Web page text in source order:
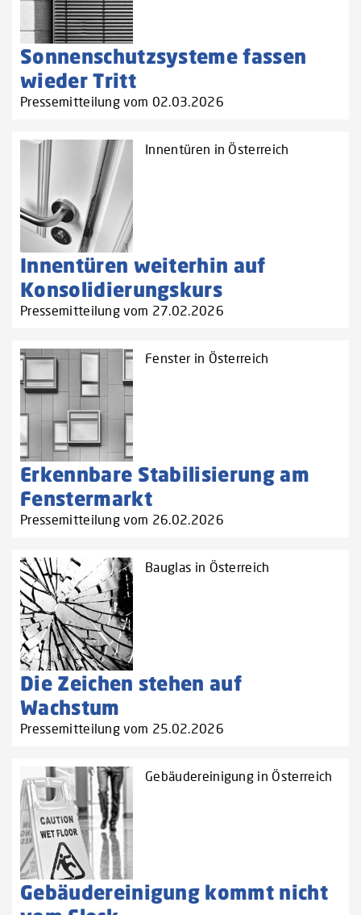
Sonnenschutzsysteme fassen
wieder Tritt
Pressemitteilung vom 02.03.2026
Innentüren in Österreich
Innentüren weiterhin auf
Konsolidierungskurs
Pressemitteilung vom 27.02.2026
Fenster in Österreich
Erkennbare Stabilisierung am
Fenstermarkt
Pressemitteilung vom 26.02.2026
Bauglas in Österreich
Die Zeichen stehen auf
Wachstum
Pressemitteilung vom 25.02.2026
Gebäudereinigung in Österreich
Gebäudereinigung kommt nicht